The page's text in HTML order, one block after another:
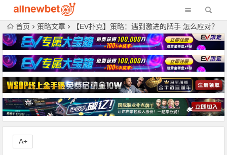
首页 策略文章 【EV扑克】策略：遇到激进的牌手 怎么应对？
A+